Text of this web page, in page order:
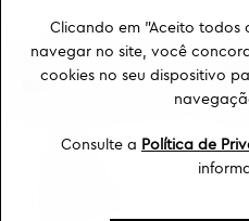
Clicando em "Aceito todos
navegar no site, você
cookies no seu dispositivo
Consulte a Política de